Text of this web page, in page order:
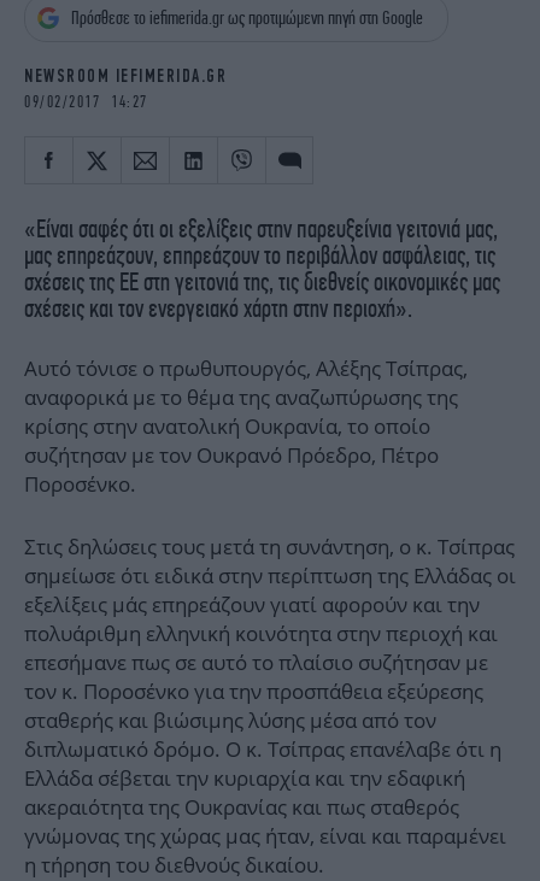
iBOOKS
ΖΩΔΙΑ
MEDIA
NEWSLETTER
Πρόσθεσε το iefimerida.gr ως προτιμώμενη πηγή στη Google
NEWSROOM IEFIMERIDA.GR
09/02/2017 14:27
«Είναι σαφές ότι οι εξελίξεις στην παρευξείνια γειτονιά μας,
μας επηρεάζουν, επηρεάζουν το περιβάλλον ασφάλειας, τις
σχέσεις της ΕΕ στη γειτονιά της, τις διεθνείς οικονομικές μας
σχέσεις και τον ενεργειακό χάρτη στην περιοχή».
Αυτό τόνισε ο πρωθυπουργός, Αλέξης Τσίπρας,
αναφορικά με το θέμα της αναζωπύρωσης της
κρίσης στην ανατολική Ουκρανία, το οποίο
συζήτησαν με τον Ουκρανό Πρόεδρο, Πέτρο
Ποροσένκο.
Στις δηλώσεις τους μετά τη συνάντηση, ο κ. Τσίπρας
σημείωσε ότι ειδικά στην περίπτωση της Ελλάδας οι
εξελίξεις μάς επηρεάζουν γιατί αφορούν και την
πολυάριθμη ελληνική κοινότητα στην περιοχή και
επεσήμανε πως σε αυτό το πλαίσιο συζήτησαν με
τον κ. Ποροσένκο για την προσπάθεια εξεύρεσης
σταθερής και βιώσιμης λύσης μέσα από τον
διπλωματικό δρόμο. Ο κ. Τσίπρας επανέλαβε ότι η
Ελλάδα σέβεται την κυριαρχία και την εδαφική
ακεραιότητα της Ουκρανίας και πως σταθερός
γνώμονας της χώρας μας ήταν, είναι και παραμένει
η τήρηση του διεθνούς δικαίου.